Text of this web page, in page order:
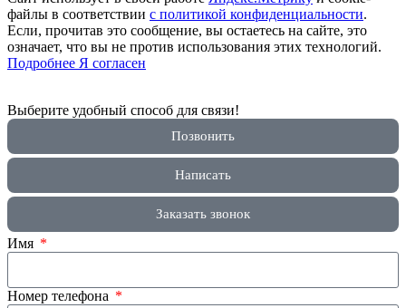
файлы в соответствии с политикой конфиденциальности.
Если, прочитав это сообщение, вы остаетесь на сайте, это
означает, что вы не против использования этих технологий.
Подробнее Я согласен
Выберите удобный способ для связи!
Позвонить
Написать
Заказать звонок
Имя
Номер телефона